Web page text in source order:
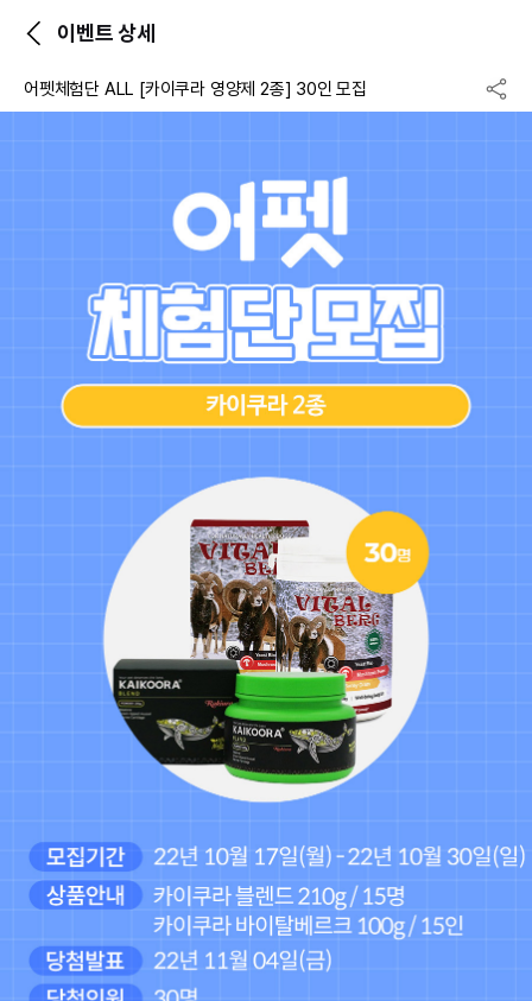
이벤트 상세
어펫체험단 ALL [카이쿠라 영양제 2종] 30인 모집